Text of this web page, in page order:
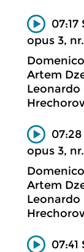
opus 3,
Artem
Leonardo
opus 3,
Artem
Leonardo